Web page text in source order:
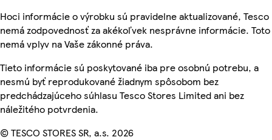
Hoci informácie o výrobku sú pravidelne aktualizované, Tesco
nemá zodpovednosť za akékoľvek nesprávne informácie. Toto
nemá vplyv na Vaše zákonné práva.
Tieto informácie sú poskytované iba pre osobnú potrebu, a
nesmú byť reprodukované žiadnym spôsobom bez
predchádzajúceho súhlasu Tesco Stores Limited ani bez
náležitého potvrdenia.
© TESCO STORES SR, a.s. 2026